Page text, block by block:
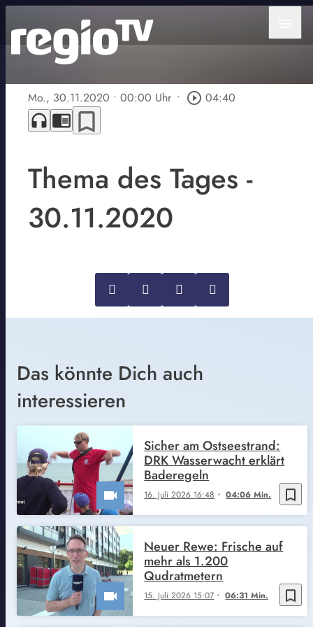
Mo., 30.11.2020 • 00:00 Uhr • play_circle_outline 04:40
headphones chrome_reader_mode bookmark_border
Thema des Tages -
30.11.2020
Das könnte Dich auch
interessieren
bookmark_border
16. Juli 2026 16:48 04:06 Min.
Sicher am Ostseestrand:
DRK Wasserwacht erklärt
Baderegeln
bookmark_border
15. Juli 2026 15:07 06:31 Min.
Neuer Rewe: Frische auf
mehr als 1.200
Qudratmetern